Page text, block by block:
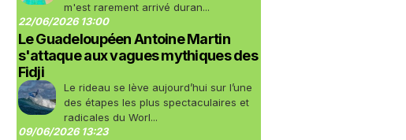
m'est rarement arrivé duran...
22/06/2026 13:00
Le Guadeloupéen Antoine Martin
s'attaque aux vagues mythiques des
Fidji
Le rideau se lève aujourd’hui sur l’une
des étapes les plus spectaculaires et
radicales du Worl...
09/06/2026 13:23